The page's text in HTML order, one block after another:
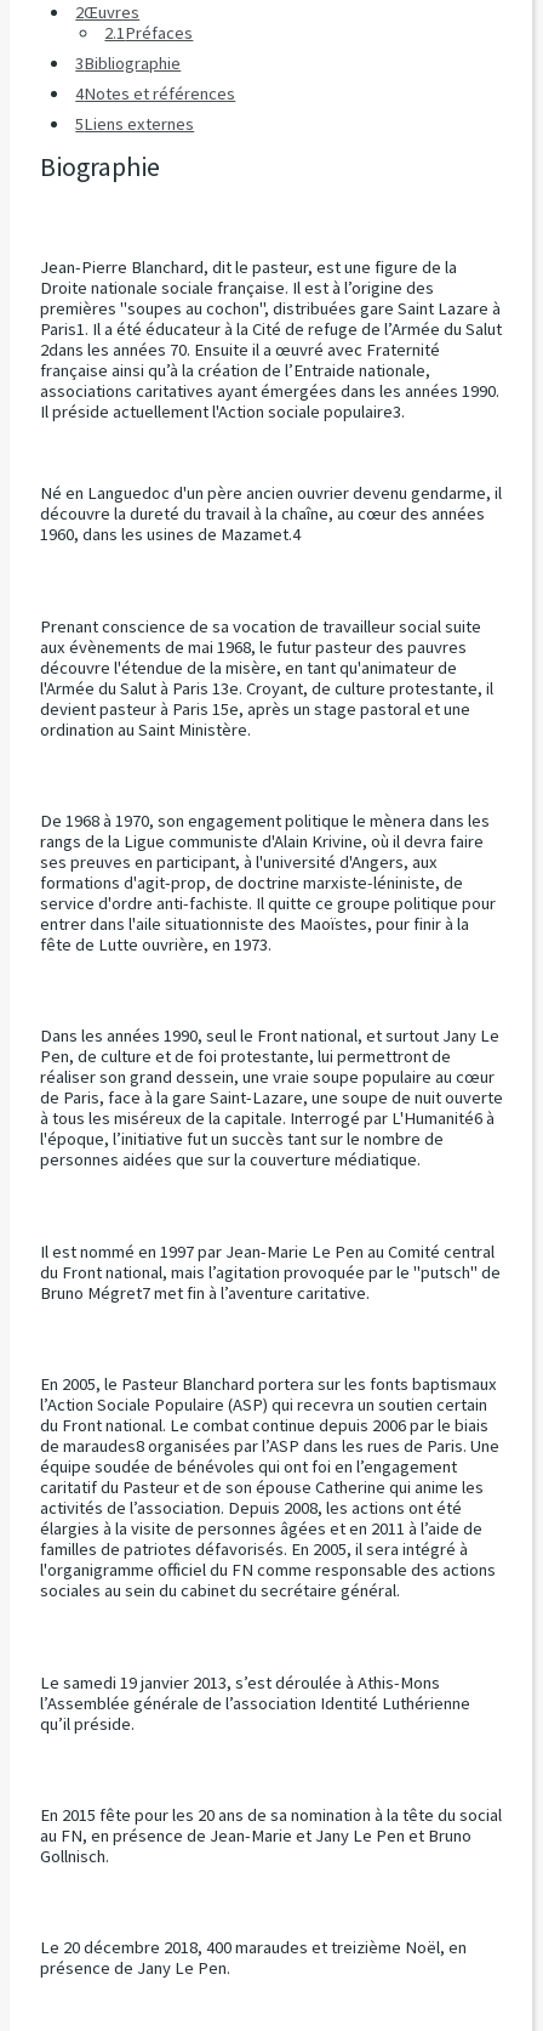
2Œuvres
2.1Préfaces
3Bibliographie
4Notes et références
5Liens externes
Biographie
Jean-Pierre Blanchard, dit le pasteur, est une figure de la
Droite nationale sociale française. Il est à l’origine des
premières "soupes au cochon", distribuées gare Saint Lazare à
Paris1. Il a été éducateur à la Cité de refuge de l’Armée du Salut
2dans les années 70. Ensuite il a œuvré avec Fraternité
française ainsi qu’à la création de l’Entraide nationale,
associations caritatives ayant émergées dans les années 1990.
Il préside actuellement l'Action sociale populaire3.
Né en Languedoc d'un père ancien ouvrier devenu gendarme, il
découvre la dureté du travail à la chaîne, au cœur des années
1960, dans les usines de Mazamet.4
Prenant conscience de sa vocation de travailleur social suite
aux évènements de mai 1968, le futur pasteur des pauvres
découvre l'étendue de la misère, en tant qu'animateur de
l'Armée du Salut à Paris 13e. Croyant, de culture protestante, il
devient pasteur à Paris 15e, après un stage pastoral et une
ordination au Saint Ministère.
De 1968 à 1970, son engagement politique le mènera dans les
rangs de la Ligue communiste d'Alain Krivine, où il devra faire
ses preuves en participant, à l'université d'Angers, aux
formations d'agit-prop, de doctrine marxiste-léniniste, de
service d'ordre anti-fachiste. Il quitte ce groupe politique pour
entrer dans l'aile situationniste des Maoïstes, pour finir à la
fête de Lutte ouvrière, en 1973.
Dans les années 1990, seul le Front national, et surtout Jany Le
Pen, de culture et de foi protestante, lui permettront de
réaliser son grand dessein, une vraie soupe populaire au cœur
de Paris, face à la gare Saint-Lazare, une soupe de nuit ouverte
à tous les miséreux de la capitale. Interrogé par L'Humanité6 à
l'époque, l’initiative fut un succès tant sur le nombre de
personnes aidées que sur la couverture médiatique.
Il est nommé en 1997 par Jean-Marie Le Pen au Comité central
du Front national, mais l’agitation provoquée par le "putsch" de
Bruno Mégret7 met fin à l’aventure caritative.
En 2005, le Pasteur Blanchard portera sur les fonts baptismaux
l’Action Sociale Populaire (ASP) qui recevra un soutien certain
du Front national. Le combat continue depuis 2006 par le biais
de maraudes8 organisées par l’ASP dans les rues de Paris. Une
équipe soudée de bénévoles qui ont foi en l’engagement
caritatif du Pasteur et de son épouse Catherine qui anime les
activités de l’association. Depuis 2008, les actions ont été
élargies à la visite de personnes âgées et en 2011 à l’aide de
familles de patriotes défavorisés. En 2005, il sera intégré à
l'organigramme officiel du FN comme responsable des actions
sociales au sein du cabinet du secrétaire général.
Le samedi 19 janvier 2013, s’est déroulée à Athis-Mons
l’Assemblée générale de l’association Identité Luthérienne
qu’il préside.
En 2015 fête pour les 20 ans de sa nomination à la tête du social
au FN, en présence de Jean-Marie et Jany Le Pen et Bruno
Gollnisch.
Le 20 décembre 2018, 400 maraudes et treizième Noël, en
présence de Jany Le Pen.